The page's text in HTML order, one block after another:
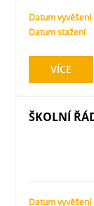
Datum vyvěšení
Datum stažení
VÍCE
ŠKOLNÍ
Datum vyvěšení